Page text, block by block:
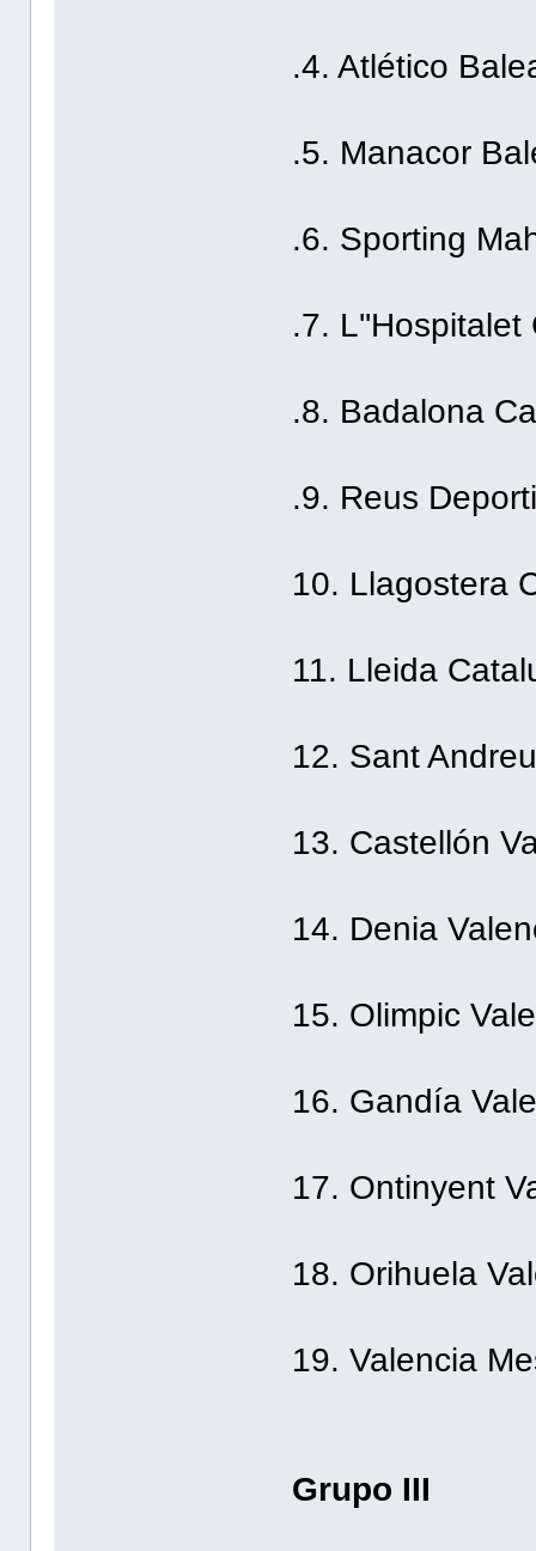
.4. Atlético
.5. Manacor
.6. Sporting
.7. L''Hospitalet
.8. Badalona
.9. Reus
10. Llagostera
11. Lleida
12. Sant
13. Castellón
14. Denia
15. Olimpic
16. Gandía
17. Ontinyent
18. Orihuela
19. Valencia
Grupo III